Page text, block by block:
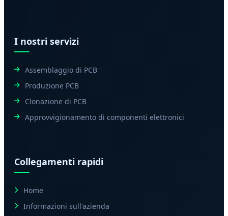
I nostri servizi
Assemblaggio di PCB
Produzione PCB
Clonazione di PCB
Approvvigionamento di componenti elettronici
Collegamenti rapidi
Home
Informazioni sull'azienda